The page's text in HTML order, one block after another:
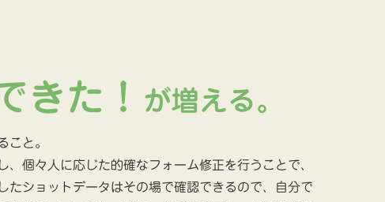
きた！ が増える。
こと。
個々人に応じた的確なフォーム修正を行うことで、
ショットデータはその場で確認できるので、自分で